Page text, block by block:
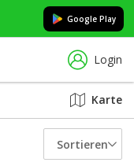
Google Play
Login
Karte
Sortieren